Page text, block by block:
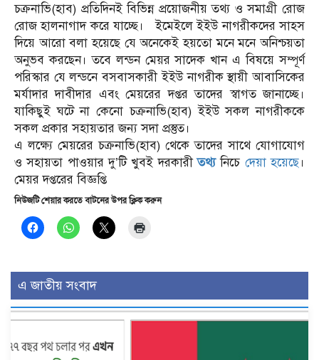
চক্রনাভি(হাব) প্রতিদিনই বিভিন্ন প্রয়োজনীয় তথ্য ও সমাগ্রী রোজ
রোজ হালনাগাদ করে যাচ্ছে। ইমেইলে ইইউ নাগরীকদের সাহস
দিয়ে আরো বলা হয়েছে যে অনেকেই হয়তো মনে মনে অনিশ্চয়তা
অনুভব করছেন। তবে লন্ডন মেয়র সাদেক খান এ বিষয়ে সম্পূর্ণ
পরিস্কার যে লন্ডনে বসবাসকারী ইইউ নাগরীক স্থায়ী আবাসিকের
মর্যাদার দাবীদার এবং মেয়রের দপ্তর তাদের স্বাগত জানাচ্ছে।
যাকিছুই ঘটে না কেনো চক্রনাভি(হাব) ইইউ সকল নাগরীককে
সকল প্রকার সহায়তার জন্য সদা প্রস্তুত।
এ লক্ষ্যে মেয়রের চক্রনাভি(হাব) থেকে তাদের সাথে যোগাযোগ
ও সহায়তা পাওয়ার দু’টি খুবই দরকারীতথ্যনিচে দেয়া হয়েছে।
মেয়র দপ্তরের বিজ্ঞপ্তি
নিউজটি শেয়ার করতে বাটনের উপর ক্লিক করুন
এ জাতীয় সংবাদ